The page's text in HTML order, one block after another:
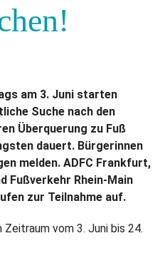
am 3. Juni starten
Suche nach den
Überquerung zu Fuß
dauert. Bürgerinnen
melden. ADFC Frankfurt,
Fußverkehr Rhein-Main
zur Teilnahme auf.
vom 3. Juni bis 24.